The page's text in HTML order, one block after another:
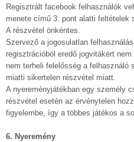
Regisztrált facebook felhasználók
menete című 3. pont alatti feltételek
A részvétel önkéntes.
Szervező a jogosulatlan
regisztrációból eredő jogvitákért
nem terheli felelősség a felhasználó
miatti sikertelen részvétel miatt.
A nyereményjátékban egy személy
részvétel esetén az érvénytelen
figyelembe, így a többes játékos a
6. Nyeremény